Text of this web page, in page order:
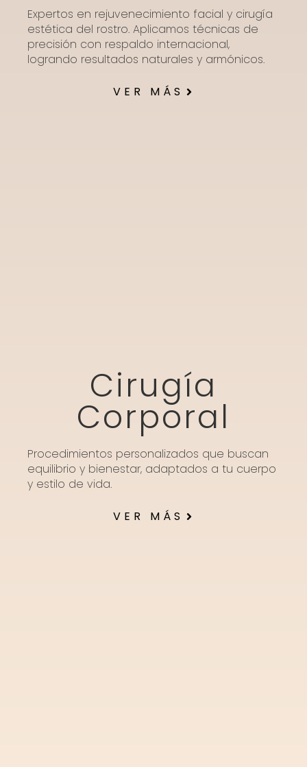
Expertos en rejuvenecimiento facial y cirugía
estética del rostro. Aplicamos técnicas de
precisión con respaldo internacional,
logrando resultados naturales y armónicos.
VER MÁS
Cirugía
Corporal
Procedimientos personalizados que buscan
equilibrio y bienestar, adaptados a tu cuerpo
y estilo de vida.
VER MÁS